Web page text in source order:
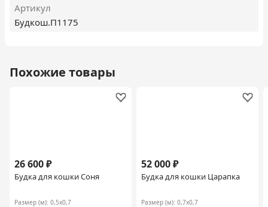
Артикул
Будкош.П1175
Похожие товары
26 600 ₽
Будка для кошки Соня
Размер (м): 0,5х0,7
52 000 ₽
Будка для кошки Царапка
Размер (м): 0,7х0,7